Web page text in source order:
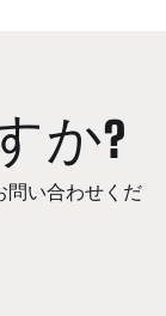
か?
問い合わせくだ